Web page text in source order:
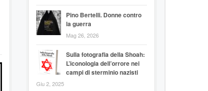
Pino Bertelli. Donne contro
la guerra
Mag 26, 2026
Sulla fotografia della Shoah:
L’iconologia dell’orrore nei
campi di sterminio nazisti
Giu 2, 2025